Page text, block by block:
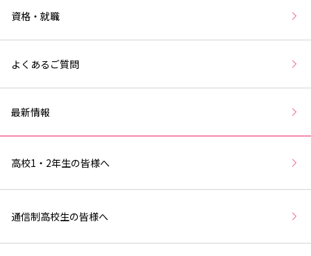
資格・就職
よくあるご質問
最新情報
高校1・2年生の皆様へ
通信制高校生の皆様へ